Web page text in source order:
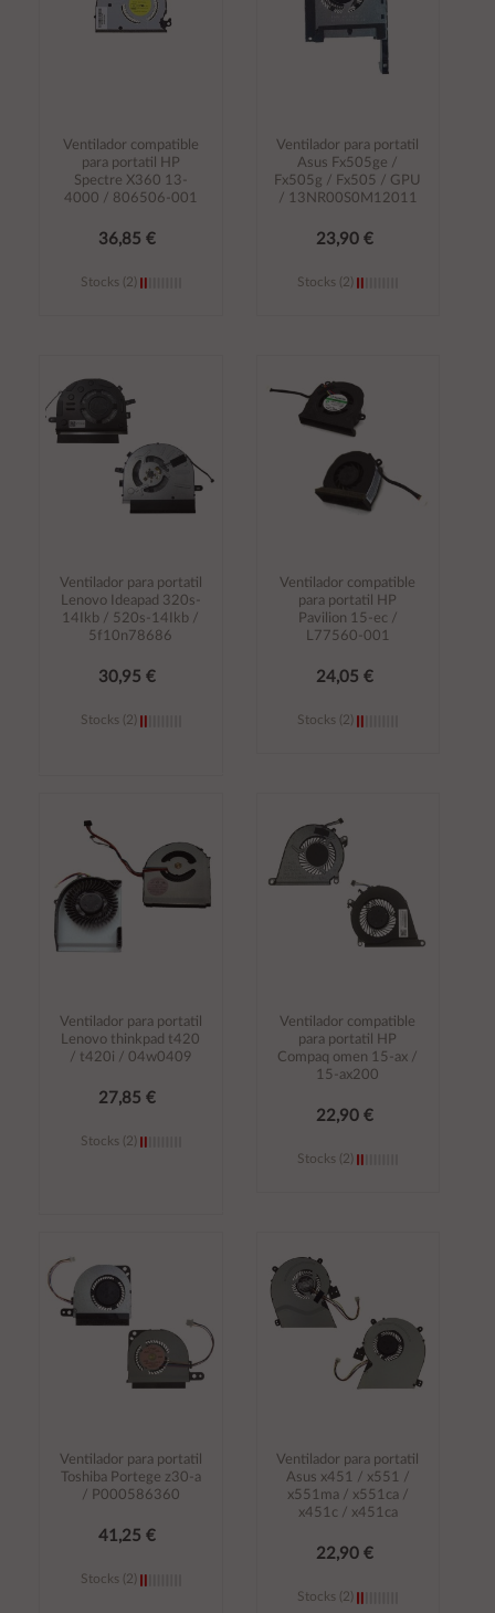
Ventilador compatible
para portatil HP
Spectre X360 13-
4000 / 806506-001
36,85 €
Stocks (2)
carrito
Ventilador para portatil
Asus Fx505ge /
Fx505g / Fx505 / GPU
/ 13NR00S0M12011
23,90 €
Stocks (2)
carrito
Ventilador para portatil
Lenovo Ideapad 320s-
14Ikb / 520s-14Ikb /
5f10n78686
30,95 €
Stocks (2)
Ventilador compatible
para portatil HP
Pavilion 15-ec /
L77560-001
24,05 €
Stocks (2)
carrito
Ventilador para portatil
Lenovo thinkpad t420
/ t420i / 04w0409
27,85 €
Stocks (2)
carrito
Ventilador compatible
para portatil HP
Compaq omen 15-ax /
15-ax200
22,90 €
Stocks (2)
carrito
Ventilador para portatil
Toshiba Portege z30-a
/ P000586360
41,25 €
Stocks (2)
Ventilador para portatil
Asus x451 / x551 /
x551ma / x551ca /
x451c / x451ca
22,90 €
Stocks (2)